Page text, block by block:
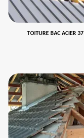
TOITURE BAC ACIER 37